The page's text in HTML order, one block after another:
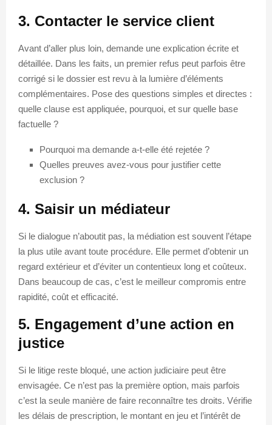
3. Contacter le service client
Avant d’aller plus loin, demande une explication écrite et
détaillée. Dans les faits, un premier refus peut parfois être
corrigé si le dossier est revu à la lumière d’éléments
complémentaires. Pose des questions simples et directes :
quelle clause est appliquée, pourquoi, et sur quelle base
factuelle ?
Pourquoi ma demande a-t-elle été rejetée ?
Quelles preuves avez-vous pour justifier cette
exclusion ?
4. Saisir un médiateur
Si le dialogue n’aboutit pas, la médiation est souvent l’étape
la plus utile avant toute procédure. Elle permet d’obtenir un
regard extérieur et d’éviter un contentieux long et coûteux.
Dans beaucoup de cas, c’est le meilleur compromis entre
rapidité, coût et efficacité.
5. Engagement d’une action en
justice
Si le litige reste bloqué, une action judiciaire peut être
envisagée. Ce n’est pas la première option, mais parfois
c’est la seule manière de faire reconnaître tes droits. Vérifie
les délais de prescription, le montant en jeu et l’intérêt de